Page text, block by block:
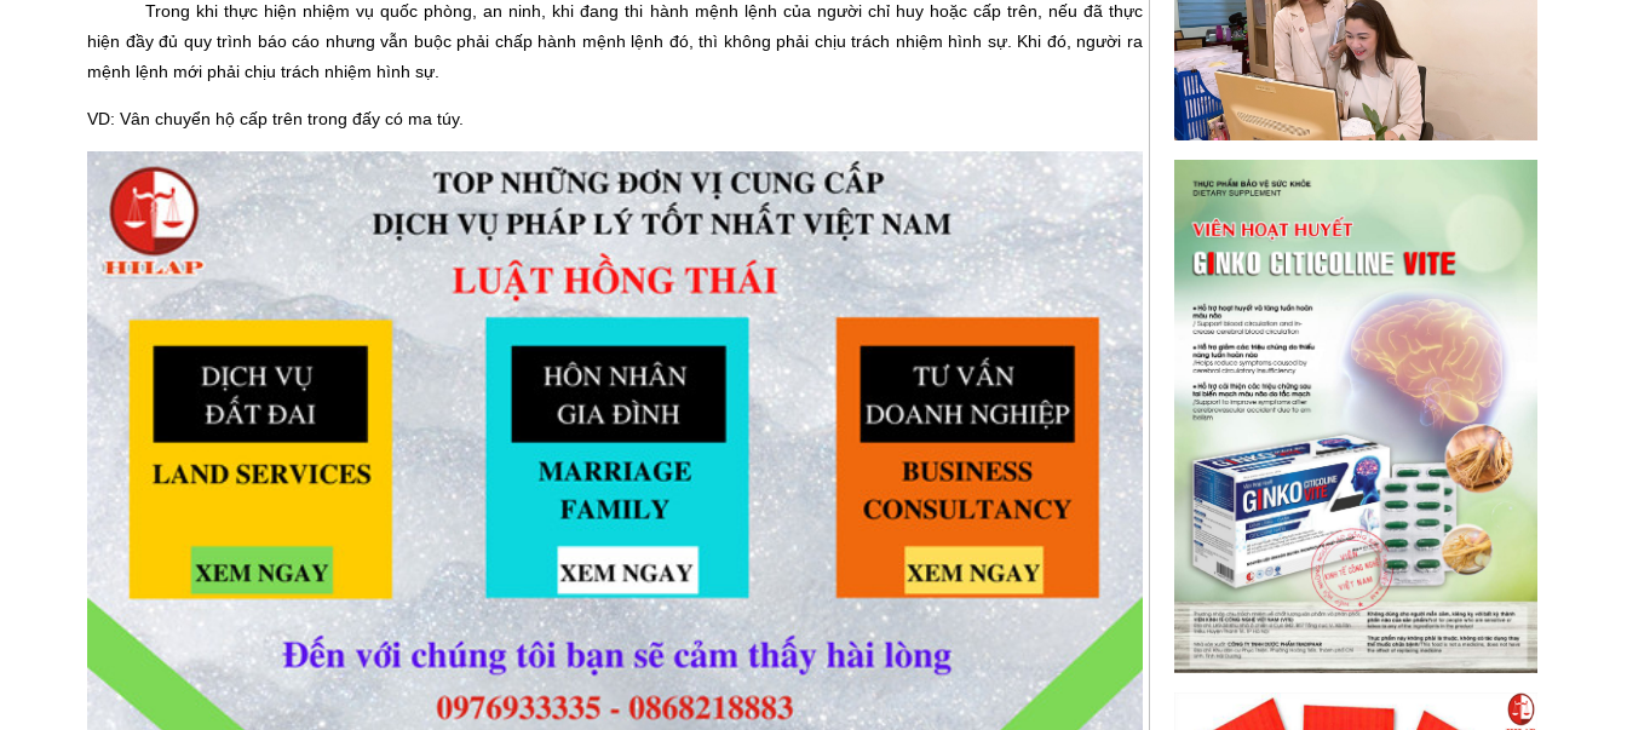
Trong khi thực hiện nhiệm vụ quốc phòng, an ninh, khi đang thi hành mệnh lệnh của người chỉ huy hoặc cấp trên, nếu đã thực
hiện đầy đủ quy trình báo cáo nhưng vẫn buộc phải chấp hành mệnh lệnh đó, thì không phải chịu trách nhiệm hình sự. Khi đó, người ra
mệnh lệnh mới phải chịu trách nhiệm hình sự.
VD: Vân chuyển hộ cấp trên trong đấy có ma túy.